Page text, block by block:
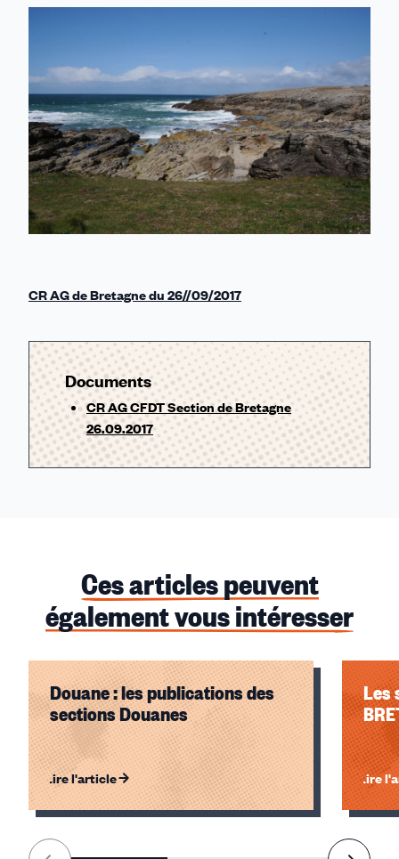
CR AG de Bretagne du 26//09/2017
Documents
CR AG CFDT Section de Bretagne
26.09.2017
Ces articles peuvent
également vous intéresser
Douane : les publications des
sections Douanes
Lire l'article
Les
Lire